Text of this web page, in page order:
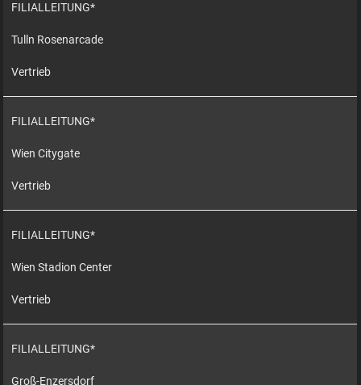
FILIALLEITUNG*
Tulln Rosenarcade
Vertrieb
FILIALLEITUNG*
Wien Citygate
Vertrieb
FILIALLEITUNG*
Wien Stadion Center
Vertrieb
FILIALLEITUNG*
Groß-Enzersdorf